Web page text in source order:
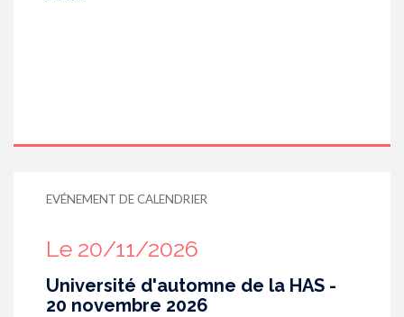
EVÉNEMENT DE CALENDRIER
Le 20/11/2026
Université d'automne de la HAS -
20 novembre 2026